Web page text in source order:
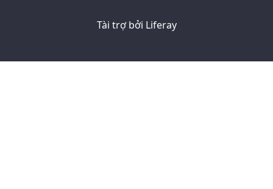
Tài trợ bởi Liferay